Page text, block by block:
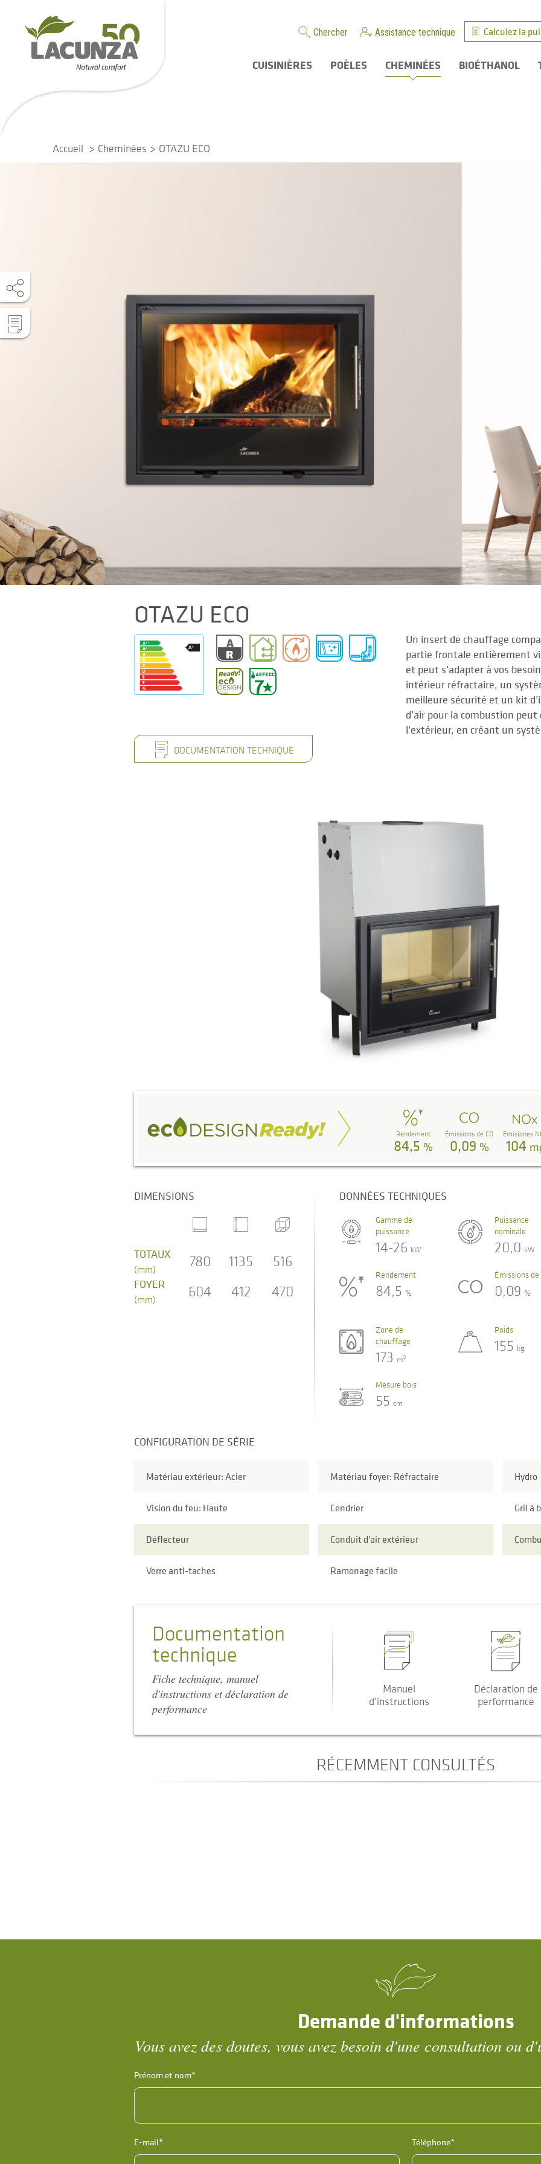
Chercher Assistance technique Calculez la
CUISINIÈRES POÈLES CHEMINÉES BIOÉTHANOL
Accueil Cheminées OTAZU ECO
OTAZU ECO
Un insert de chauffage
partie frontale entièrement
et peut s’adapter à vos
intérieur réfractaire, un
meilleure sécurité et un kit
d’air pour la combustion
l’extérieur, en créant un
DOCUMENTATION TECHNIQUE
Rendement
84,5 %
Émissions de CO
0,09 %
Emisiones
104
DIMENSIONS
TOTAUX
(mm) 780 1135 516
FOYER
(mm) 604 412 470
DONNÉES TECHNIQUES
Gamme de
puissance
14-26 kW
Puissance
nominale
20,0 kW
Rendement
84,5 %
Émissions de
0,09 %
Zone de
chauffage
173 m2
Poids
155 kg
Mesure bois
55 cm
CONFIGURATION DE SÉRIE
Matériau extérieur: Acier Matériau foyer: Réfractaire Hydro
Vision du feu: Haute Cendrier Gril à
Déflecteur Conduit d'air extérieur
Verre anti-taches Ramonage facile
Documentation
technique
Fiche technique, manuel
d'instructions et déclaration de
performance
Manuel
d'instructions
Déclaration de
performance
RÉCEMMENT CONSULTÉS
Demande d'informations
Vous avez des doutes, vous avez besoin d'une consultation ou
Prénom et nom*
E-mail* Téléphone*